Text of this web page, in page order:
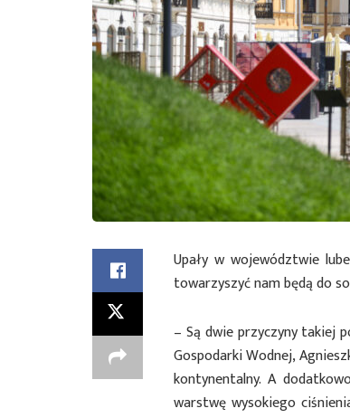
Upały w województwie
towarzyszyć nam będą do
– Są dwie przyczyny takiej
Gospodarki Wodnej,
kontynentalny. A
warstwę wysokiego